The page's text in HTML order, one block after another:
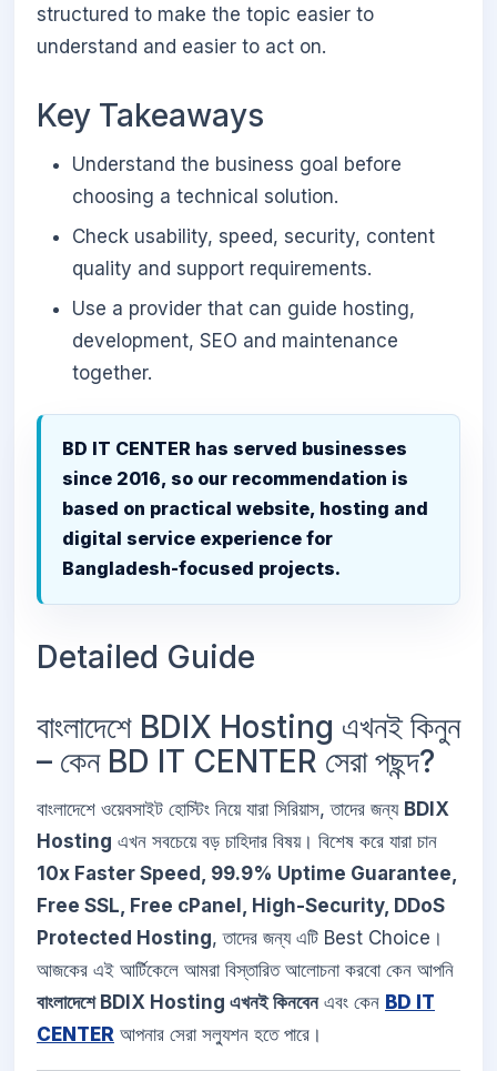
structured to make the topic easier to
understand and easier to act on.
Key Takeaways
Understand the business goal before
choosing a technical solution.
Check usability, speed, security, content
quality and support requirements.
Use a provider that can guide hosting,
development, SEO and maintenance
together.
BD IT CENTER has served businesses
since 2016, so our recommendation is
based on practical website, hosting and
digital service experience for
Bangladesh-focused projects.
Detailed Guide
বাংলাদেশে BDIX Hosting এখনই কিনুন
– কেন BD IT CENTER সেরা পছন্দ?
বাংলাদেশে ওয়েবসাইট হোস্টিং নিয়ে যারা সিরিয়াস, তাদের জন্য BDIX
Hosting এখন সবচেয়ে বড় চাহিদার বিষয়। বিশেষ করে যারা চান
10x Faster Speed, 99.9% Uptime Guarantee,
Free SSL, Free cPanel, High-Security, DDoS
Protected Hosting, তাদের জন্য এটি Best Choice।
আজকের এই আর্টিকেলে আমরা বিস্তারিত আলোচনা করবো কেন আপনি
বাংলাদেশে BDIX Hosting এখনই কিনবেনএবং কেন BD IT
CENTER আপনার সেরা সল্যুশন হতে পারে।